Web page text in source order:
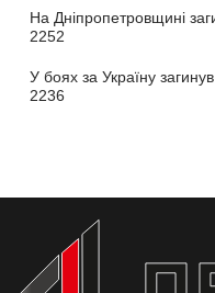
На Дніпропетровщині
2252
У боях за Україну
2236